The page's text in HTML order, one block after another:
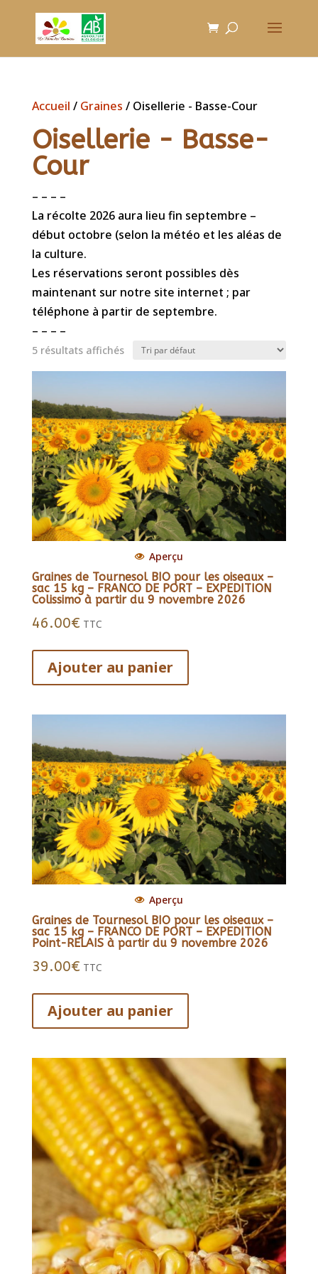
Accueil / Graines / Oisellerie - Basse-Cour
Oisellerie - Basse-
Cour
– – – –
La récolte 2026 aura lieu fin septembre –
début octobre (selon la météo et les aléas de
la culture.
Les réservations seront possibles dès
maintenant sur notre site internet ; par
téléphone à partir de septembre.
– – – –
5 résultats affichés
Aperçu
Graines de Tournesol BIO pour les oiseaux –
sac 15 kg – FRANCO DE PORT – EXPEDITION
Colissimo à partir du 9 novembre 2026
46.00€ TTC
Ajouter au panier
Aperçu
Graines de Tournesol BIO pour les oiseaux –
sac 15 kg – FRANCO DE PORT – EXPEDITION
Point-RELAIS à partir du 9 novembre 2026
39.00€ TTC
Ajouter au panier